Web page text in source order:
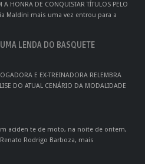
A HONRA DE CONQUISTAR TÍTULOS PELO
Maldini mais uma vez entrou para a
LENDA DO BASQUETE
E EX-TREINADORA RELEMBRA
DO ATUAL CENÁRIO DA MODALIDADE
Um aciden te de moto, na noite de ontem,
Rodrigo Barboza, mais